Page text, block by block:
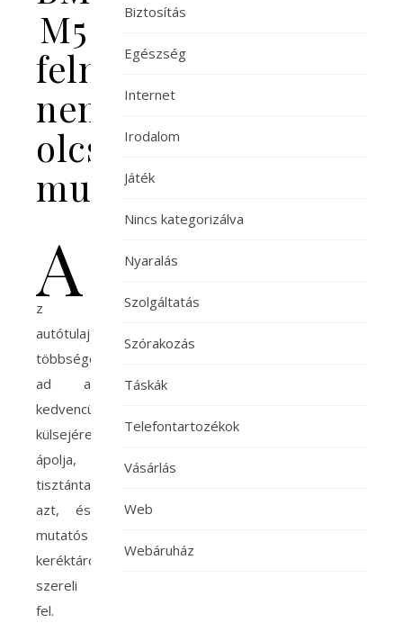
M5
felni
nem
olcsó
mulatság
A
z
autótulajdonosok
többsége
ad a
kedvencük
külsejére,
ápolja,
tisztántartja
azt, és
mutatós
keréktárcsákkal
szereli
fel.
Biztosítás
Egészség
Internet
Irodalom
Játék
Nincs kategorizálva
Nyaralás
Szolgáltatás
Szórakozás
Táskák
Telefontartozékok
Vásárlás
Web
Webáruház